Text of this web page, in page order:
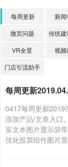
每周更新 新
微页问题
传统建
VR全景
视频
门店引流助手
每周更新
0417每周更新2019
添加产品/文章入口
富文本图片显示异
优化投票组件图片